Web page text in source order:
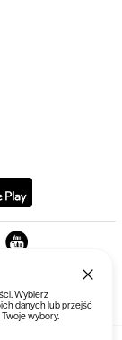
Wybierz
danych lub przejść
wybory.